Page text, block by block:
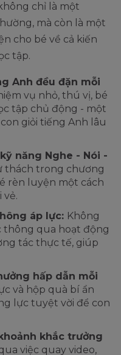
chỉ là một
mà còn là một
cho bé về cả kiến
tập.
Anh đều đặn mỗi
vụ nhỏ, thú vị, bé
tập chủ động - một
giỏi tiếng Anh lâu
năng Nghe - Nói -
thách trong chương
rèn luyện một cách
vẻ.
áp lực: Không
thông qua hoạt động
tác thực tế, giúp
hấp dẫn mỗi
và hộp quà bí ẩn
lực tuyệt vời để con
khắc trưởng
việc quay video,